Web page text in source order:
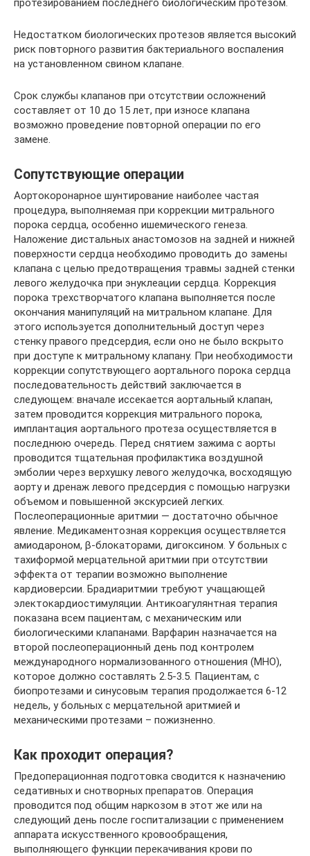
Недостатком биологических протезов является высокий
риск повторного развития бактериального воспаления
на установленном свином клапане.
Срок службы клапанов при отсутствии осложнений
составляет от 10 до 15 лет, при износе клапана
возможно проведение повторной операции по его
замене.
Сопутствующие операции
Аортокоронарное шунтирование наиболее частая
процедура, выполняемая при коррекции митрального
порока сердца, особенно ишемического генеза.
Наложение дистальных анастомозов на задней и нижней
поверхности сердца необходимо проводить до замены
клапана с целью предотвращения травмы задней стенки
левого желудочка при энуклеации сердца. Коррекция
порока трехстворчатого клапана выполняется после
окончания манипуляций на митральном клапане. Для
этого используется дополнительный доступ через
стенку правого предсердия, если оно не было вскрыто
при доступе к митральному клапану. При необходимости
коррекции сопутствующего аортального порока сердца
последовательность действий заключается в
следующем: вначале иссекается аортальный клапан,
затем проводится коррекция митрального порока,
имплантация аортального протеза осуществляется в
последнюю очередь. Перед снятием зажима с аорты
проводится тщательная профилактика воздушной
эмболии через верхушку левого желудочка, восходящую
аорту и дренаж левого предсердия с помощью нагрузки
объемом и повышенной экскурсией легких.
Послеоперационные аритмии — достаточно обычное
явление. Медикаментозная коррекция осуществляется
амиодароном, β-блокаторами, дигоксином. У больных с
тахиформой мерцательной аритмии при отсутствии
эффекта от терапии возможно выполнение
кардиоверсии. Брадиаритмии требуют учащающей
электокардиостимуляции. Антикоагулянтная терапия
показана всем пациентам, с механическим или
биологическими клапанами. Варфарин назначается на
второй послеоперационный день под контролем
международного нормализованного отношения (МНО),
которое должно составлять 2.5-3.5. Пациентам, с
биопротезами и синусовым терапия продолжается 6-12
недель, у больных с мерцательной аритмией и
механическими протезами – пожизненно.
Как проходит операция?
Предоперационная подготовка сводится к назначению
седативных и снотворных препаратов. Операция
проводится под общим наркозом в этот же или на
следующий день после госпитализации с применением
аппарата искусственного кровообращения,
выполняющего функции перекачивания крови по